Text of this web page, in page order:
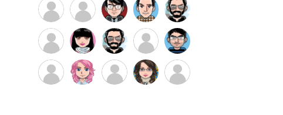
ممدرضا
رضا
کاظمی
زهرا ~ ابتین
سید
محمد
موسوی
مهدی
فرهمند
مهدی
سلطانی
داود
رضیی
طرفدار
میلی
بابی
براون
کیوان
کیانی
سامان
راحمی
امیردلتا امیروو
ملیکا
منتظری
عارفه
داستانپور